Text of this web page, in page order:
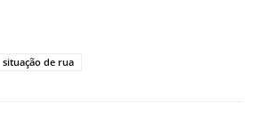
situação de rua